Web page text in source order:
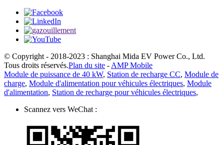
© Copyright - 2018-2023 : Shanghai Mida EV Power Co., Ltd.
Tous droits réservés.Plan du site - AMP Mobile
Module de puissance de 40 kW, Station de recharge CC, Module de
charge, Module d'alimentation pour véhicules électriques, Module
d'alimentation, Station de recharge pour véhicules électriques,
Scannez vers WeChat :